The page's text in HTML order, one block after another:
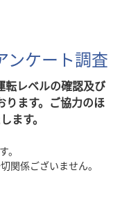
ケート調査
転レベルの確認及び
ります。ご協力のほ
ます。
。
関係ございません。